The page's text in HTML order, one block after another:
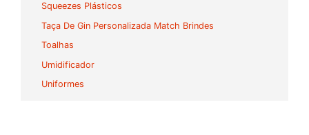
Squeezes Plásticos
Taça De Gin Personalizada Match Brindes
Toalhas
Umidificador
Uniformes